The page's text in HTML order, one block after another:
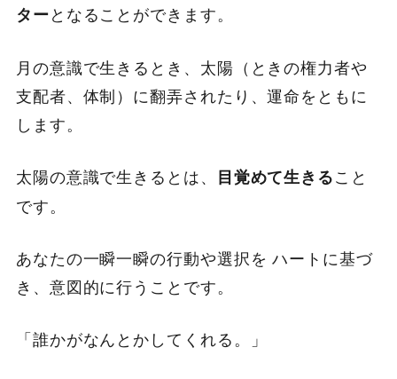
ターとなることができます。
月の意識で生きるとき、太陽（ときの権力者や
支配者、体制）に翻弄されたり、運命をともに
します。
太陽の意識で生きるとは、 目覚めて生きること
です。
あなたの一瞬一瞬の行動や選択を ハートに基づ
き、意図的に行うことです。
「誰かがなんとかしてくれる。」